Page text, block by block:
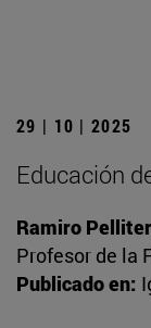
29 | 10 | 2025
Educación
Ramiro
Profesor de la
Publicado en: